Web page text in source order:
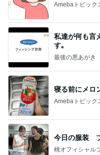
Amebaトピック
私達が何も言
す｡
最後の悪あがき
寝る前にメロ
Amebaトピック
今日の服装
桃オフィシャル